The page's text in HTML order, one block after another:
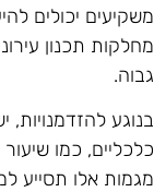
יכולים
תכנון
כמו
אלו תסייע